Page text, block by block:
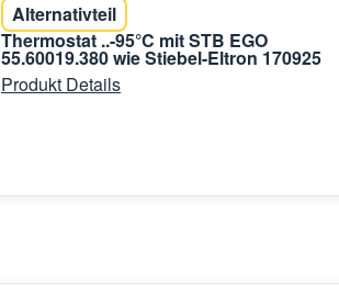
Alternativteil
Thermostat ..-95°C mit STB EGO
55.60019.380 wie Stiebel-Eltron 170925
Produkt Details